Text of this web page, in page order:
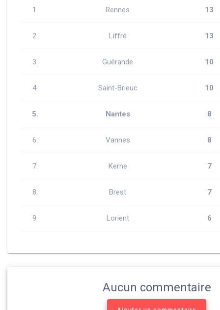
1. Rennes 13
2. Liffré 13
3. Guérande 10
4. Saint-Brieuc 10
5. Nantes 8
6. Vannes 8
7. Kerne 7
8. Brest 7
9. Lorient 6
Aucun commentaire